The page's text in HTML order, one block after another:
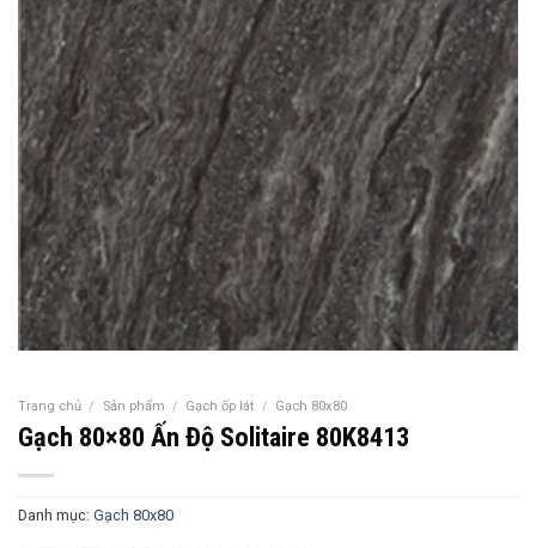
Trang chủ / Sản phẩm / Gạch ốp lát / Gạch 80x80
Gạch 80×80 Ấn Độ Solitaire 80K8413
Danh mục: Gạch 80x80